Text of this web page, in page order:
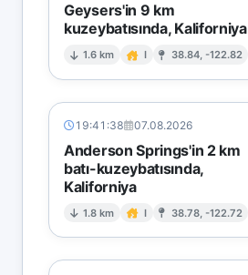
Geysers'in 9 km
kuzeybatısında, Kaliforniya
1.6 km I 38.84, -122.82
19:41:38 07.08.2026
Anderson Springs'in 2 km
batı-kuzeybatısında,
Kaliforniya
1.8 km I 38.78, -122.72